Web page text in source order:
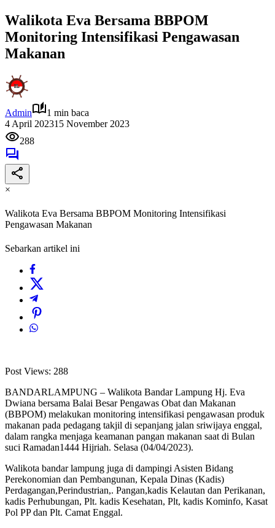
Walikota Eva Bersama BBPOM
Monitoring Intensifikasi Pengawasan
Makanan
Admin
1 min baca
4 April 202315 November 2023
288
×
Walikota Eva Bersama BBPOM Monitoring Intensifikasi
Pengawasan Makanan
Sebarkan artikel ini
Post Views: 288
BANDARLAMPUNG – Walikota Bandar Lampung Hj. Eva
Dwiana bersama Balai Besar Pengawas Obat dan Makanan
(BBPOM) melakukan monitoring intensifikasi pengawasan produk
makanan pada pedagang takjil di sepanjang jalan sriwijaya enggal,
dalam rangka menjaga keamanan pangan makanan saat di Bulan
suci Ramadan1444 Hijriah. Selasa (04/04/2023).
Walikota bandar lampung juga di dampingi Asisten Bidang
Perekonomian dan Pembangunan, Kepala Dinas (Kadis)
Perdagangan,Perindustrian,. Pangan,kadis Kelautan dan Perikanan,
kadis Perhubungan, Plt. kadis Kesehatan, Plt, kadis Kominfo, Kasat
Pol PP dan Plt. Camat Enggal.